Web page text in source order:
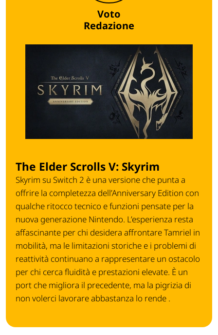
Voto
Redazione
The Elder Scrolls V: Skyrim
Skyrim su Switch 2 è una versione che punta a
offrire la completezza dell’Anniversary Edition con
qualche ritocco tecnico e funzioni pensate per la
nuova generazione Nintendo. L’esperienza resta
affascinante per chi desidera affrontare Tamriel in
mobilità, ma le limitazioni storiche e i problemi di
reattività continuano a rappresentare un ostacolo
per chi cerca fluidità e prestazioni elevate. È un
port che migliora il precedente, ma la pigrizia di
non volerci lavorare abbastanza lo rende .